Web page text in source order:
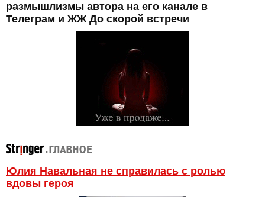
размышлизмы автора на его канале в
Телеграм и ЖЖ До скорой встречи
Юлия Навальная не справилась с ролью
вдовы героя